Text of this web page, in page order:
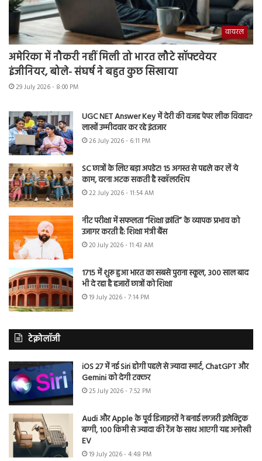
वायरल
अमेरिका में नौकरी नहीं मिली तो भारत लौटे सॉफ्टवेयर
इंजीनियर, बोले- संघर्ष ने बहुत कुछ सिखाया
29 July 2026 - 8:00 PM
UGC NET Answer Key में देरी की वजह पेपर लीक विवाद?
लाखों उम्मीदवार कर रहे इंतजार
26 July 2026 - 6:11 PM
SC छात्रों के लिए बड़ा अपडेट! 15 अगस्त से पहले कर लें ये
काम, वरना अटक सकती है स्कॉलरशिप
22 July 2026 - 11:54 AM
नीट परीक्षा में सफलता “शिक्षा क्रांति” के व्यापक प्रभाव को
उजागर करती है: शिक्षा मंत्री बैंस
20 July 2026 - 11:43 AM
1715 में शुरू हुआ भारत का सबसे पुराना स्कूल, 300 साल बाद
भी दे रहा है हजारों छात्रों को शिक्षा
19 July 2026 - 7:14 PM
टेक्नोलॉजी
iOS 27 में नई Siri होगी पहले से ज्यादा स्मार्ट, ChatGPT और
Gemini को देगी टक्कर
25 July 2026 - 7:52 PM
Audi और Apple के पूर्व डिजाइनरों ने बनाई लग्जरी इलेक्ट्रिक
बग्गी, 100 किमी से ज्यादा की रेंज के साथ आएगी यह अनोखी
EV
19 July 2026 - 4:48 PM